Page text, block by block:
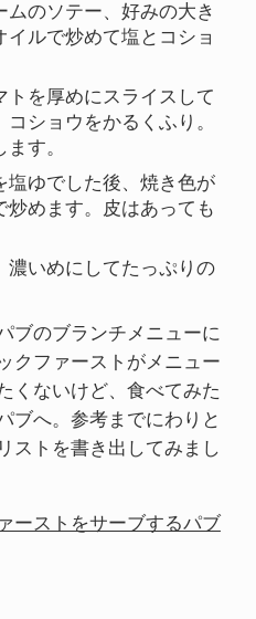
のソテー、好みの大き
イルで炒めて塩とコショ
トを厚めにスライスして
ショウをかるくふり。
す。
塩ゆでした後、焼き色が
炒めます。皮はあっても
濃いめにしてたっぷりの
ブのブランチメニューに
クファーストがメニュー
くないけど、食べてみた
ブへ。参考までにわりと
ストを書き出してみまし
ーストをサーブするパブ